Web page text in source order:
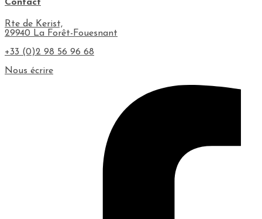
Contact
Rte de Kerist,
29940 La Forêt-Fouesnant
+33 (0)2 98 56 96 68
Nous écrire